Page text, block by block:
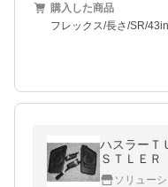
購入した商品
フレックス/長さ/SR/
ハスラー
ＳＴＬＥ
ポン付け
ソリュー